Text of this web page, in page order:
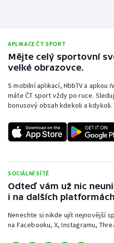
APLIKACE ČT SPORT
Mějte celý sportovní
velké obrazovce.
S mobilní aplikací, HbbTV a apkou
máte ČT sport vždy po ruce.
bonusový obsah kdekoli a kdykoli.
SOCIÁLNÍ SÍTĚ
Odteď vám už nic
i na dalších
Nenechte si nikde ujít nejnovější
na Facebooku, X, Instagramu,